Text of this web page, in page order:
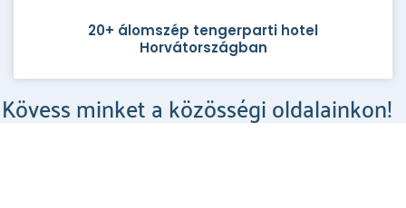
20+ álomszép tengerparti hotel
Horvátországban
Kövess minket a közösségi oldalainkon!